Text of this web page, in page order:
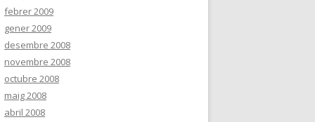
febrer 2009
gener 2009
desembre 2008
novembre 2008
octubre 2008
maig 2008
abril 2008